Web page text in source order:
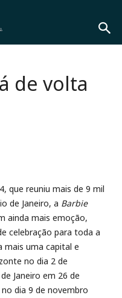
de volta
que reuniu mais de 9 mil
de Janeiro, a Barbie
ainda mais emoção,
celebração para toda a
mais uma capital e
no dia 2 de
Janeiro em 26 de
dia 9 de novembro